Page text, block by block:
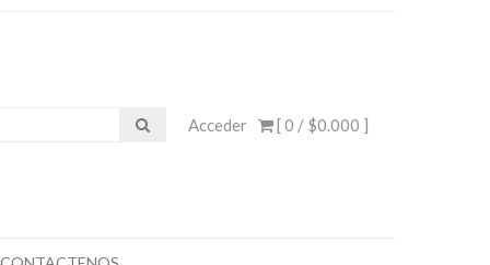
[ 0 / $0.000 ]
Acceder